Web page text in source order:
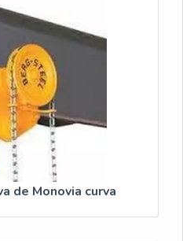
de Monovia curva